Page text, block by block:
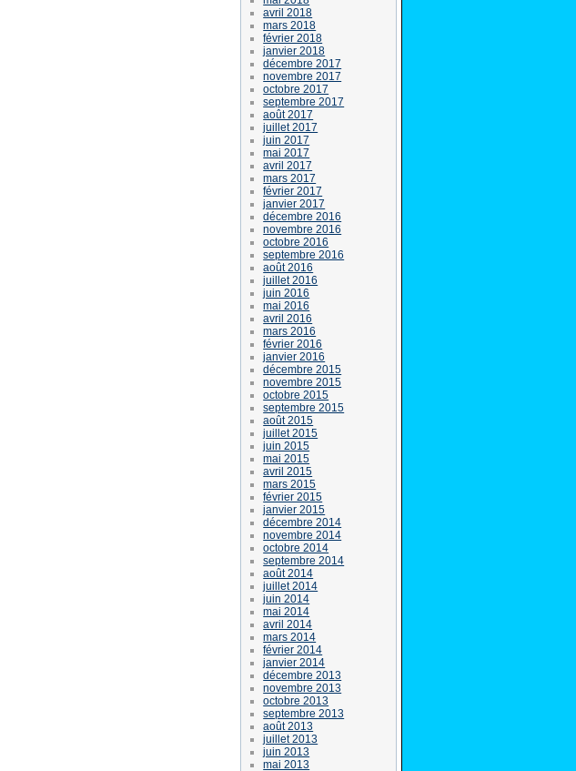
avril 2018
mars 2018
février 2018
janvier 2018
décembre 2017
novembre 2017
octobre 2017
septembre 2017
août 2017
juillet 2017
juin 2017
mai 2017
avril 2017
mars 2017
février 2017
janvier 2017
décembre 2016
novembre 2016
octobre 2016
septembre 2016
août 2016
juillet 2016
juin 2016
mai 2016
avril 2016
mars 2016
février 2016
janvier 2016
décembre 2015
novembre 2015
octobre 2015
septembre 2015
août 2015
juillet 2015
juin 2015
mai 2015
avril 2015
mars 2015
février 2015
janvier 2015
décembre 2014
novembre 2014
octobre 2014
septembre 2014
août 2014
juillet 2014
juin 2014
mai 2014
avril 2014
mars 2014
février 2014
janvier 2014
décembre 2013
novembre 2013
octobre 2013
septembre 2013
août 2013
juillet 2013
juin 2013
mai 2013